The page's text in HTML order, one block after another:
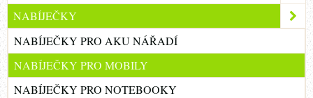
NABÍJEČKY
NABÍJEČKY PRO AKU NÁŘADÍ
NABÍJEČKY PRO MOBILY
NABÍJEČKY PRO NOTEBOOKY